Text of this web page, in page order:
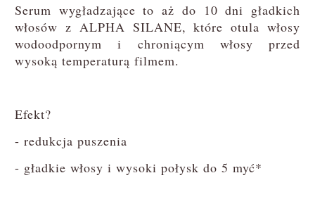
Serum wygładzające to aż do 10 dni gładkich
włosów z ALPHA SILANE, które otula włosy
wodoodpornym i chroniącym włosy przed
wysoką temperaturą filmem.
Efekt?
- redukcja puszenia
- gładkie włosy i wysoki połysk do 5 myć*